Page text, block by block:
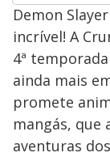
Demon
incrível! A
4ª
ainda mais
promete
mangás, que
aventuras